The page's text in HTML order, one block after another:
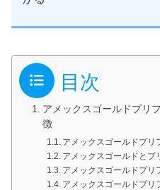
目次
アメックスゴールドプリ
徴
アメックスゴールドプリ
アメックスゴールドとプ
アメックスゴールドプリ
アメックスゴールドプリ